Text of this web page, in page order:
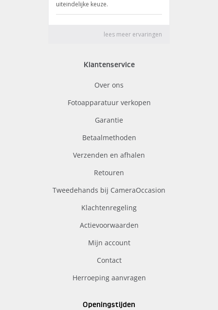
Klantenservice
Over ons
Fotoapparatuur verkopen
Garantie
Betaalmethoden
Verzenden en afhalen
Retouren
Tweedehands bij CameraOccasion
Klachtenregeling
Actievoorwaarden
Mijn account
Contact
Herroeping aanvragen
Openingstijden